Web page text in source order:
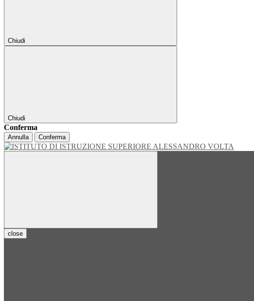
Chiudi
Chiudi
Conferma
Annulla Conferma
close